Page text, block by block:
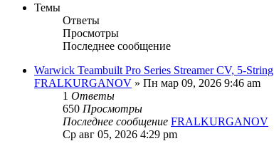
Темы
Ответы
Просмотры
Последнее сообщение
Warwick Teambuilt Pro Series Streamer CV, 5-String
FRALKURGANOV » Пн мар 09, 2026 9:46 am
1 Ответы
650 Просмотры
Последнее сообщение FRALKURGANOV
Ср авг 05, 2026 4:29 pm